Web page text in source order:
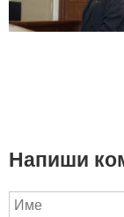
Напиши